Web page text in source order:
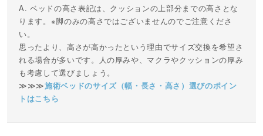
ベッドの高さ表記は、クッションの上部分までの高さとな
ります。※脚のみの高さではございませんのでご注意くださ
い。
思ったより、高さが高かったという理由でサイズ交換を希望さ
れる場合が多いです。人の厚みや、マクラやクッションの厚み
も考慮して選びましょう。
≫≫≫施術ベッドのサイズ（幅・長さ・高さ）選びのポイン
トはこちら